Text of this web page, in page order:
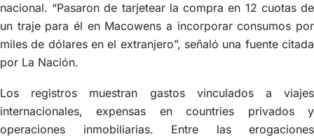
nacional. “Pasaron de tarjetear la compra en 12 cuotas de
un traje para él en Macowens a incorporar consumos por
miles de dólares en el extranjero”, señaló una fuente citada
por La Nación.
Los registros muestran gastos vinculados a viajes
internacionales, expensas en countries privados y
operaciones inmobiliarias. Entre las erogaciones